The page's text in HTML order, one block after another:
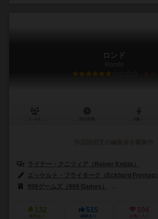
ロンド
Rondo
6.4
ライナー・クニツィア（Reiner Knizia）
エッケルト・フライターク（Eckhard Freytag）
999ゲームズ（999 Games）
132
興味あり
515
経験あり
104
お気に入り